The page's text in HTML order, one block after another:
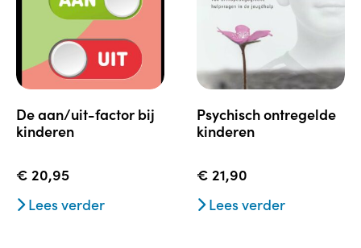
de aan/uit-factor bij
kinderen
€ 20,95
Lees verder
psychisch ontregelde
kinderen
€ 21,90
Lees verder